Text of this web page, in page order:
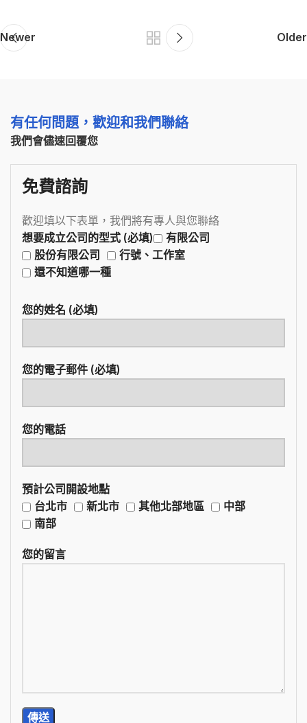
Newer Older
有任何問題，歡迎和我們聯絡
我們會儘速回覆您
免費諮詢
歡迎填以下表單，我們將有專人與您聯絡
想要成立公司的型式 (必填)
有限公司
股份有限公司
行號、工作室
還不知道哪一種
您的姓名 (必填)
您的電子郵件 (必填)
您的電話
預計公司開設地點
台北市
新北市 其他北部地區
中部
南部
您的留言